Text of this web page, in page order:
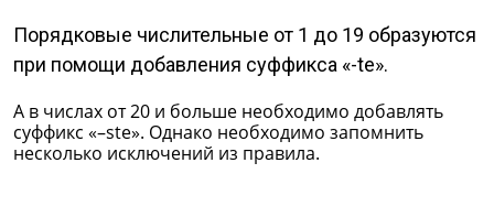
Порядковые числительные от 1 до 19 образуются
при помощи добавления суффикса «-tе».
А в числах от 20 и больше необходимо добавлять
суффикс «–stе». Однако необходимо запомнить
несколько исключений из правила.